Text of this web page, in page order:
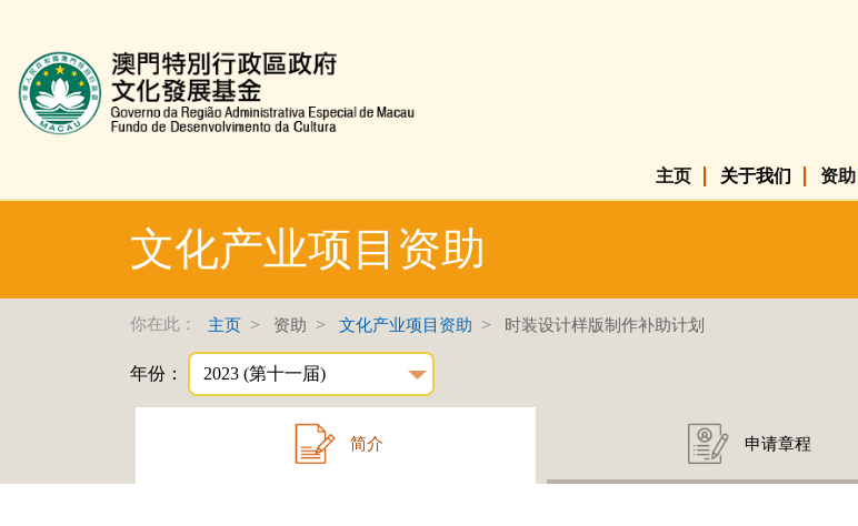
文化发展基金网页
主页 关于我们 资助
文化产业项目资助
你在此： 主页 资助 文化产业项目资助 时装设计样版制作补助计划
年份：
简介 申请章程